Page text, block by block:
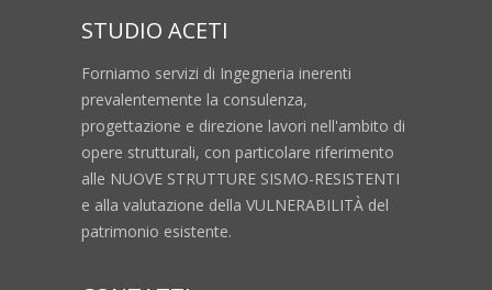
STUDIO ACETI
Forniamo servizi di Ingegneria inerenti
prevalentemente la consulenza,
progettazione e direzione lavori nell'ambito di
opere strutturali, con particolare riferimento
alle NUOVE STRUTTURE SISMO-RESISTENTI
e alla valutazione della VULNERABILITÀ del
patrimonio esistente.